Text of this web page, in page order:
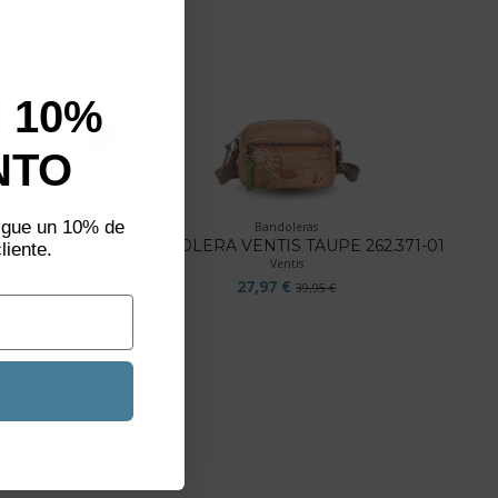
01
Bandoleras
BANDOLERA VENTIS TAUPE 262.371-01
Ventis
27,97 €39,95 €
not show again.
un
10%
un 10% de